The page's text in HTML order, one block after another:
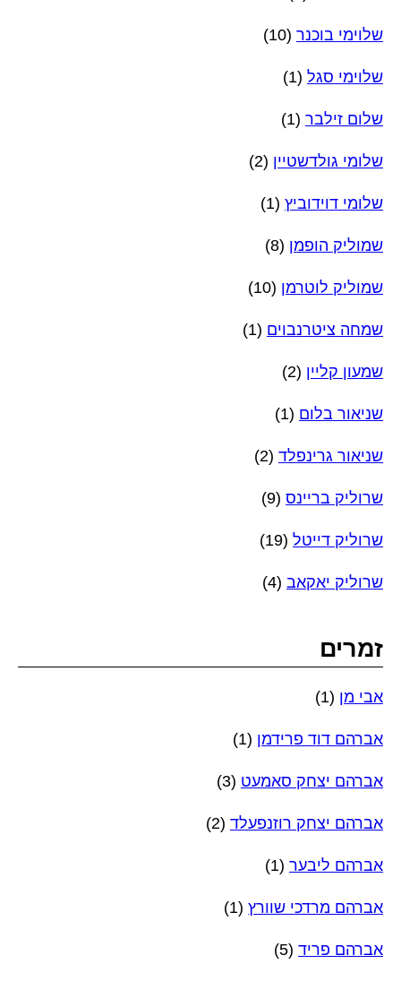
שלוימי בוכנר (10)
שלוימי סגל (1)
שלום זילבר (1)
שלומי גולדשטיין (2)
שלומי דוידוביץ (1)
שמוליק הופמן (8)
שמוליק לוטרמן (10)
שמחה ציטרנבוים (1)
שמעון קליין (2)
שניאור בלום (1)
שניאור גרינפלד (2)
שרוליק בריינס (9)
שרוליק דייטל (19)
שרוליק יאקאב (4)
זמרים
אבי מן (1)
אברהם דוד פרידמן (1)
אברהם יצחק סאמעט (3)
אברהם יצחק רוזנפעלד (2)
אברהם ליבער (1)
אברהם מרדכי שוורץ (1)
אברהם פריד (5)